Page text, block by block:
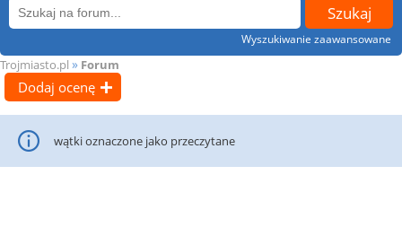
Wyszukiwanie zaawansowane
Trojmiasto.pl » Forum
Dodaj ocenę
wątki oznaczone jako przeczytane